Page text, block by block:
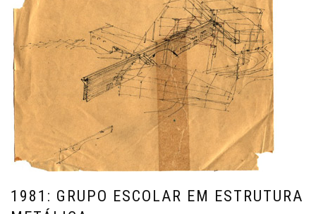
1981: GRUPO ESCOLAR EM ESTRUTURA